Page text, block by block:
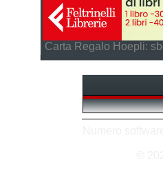
Carta Regalo Hoepli: